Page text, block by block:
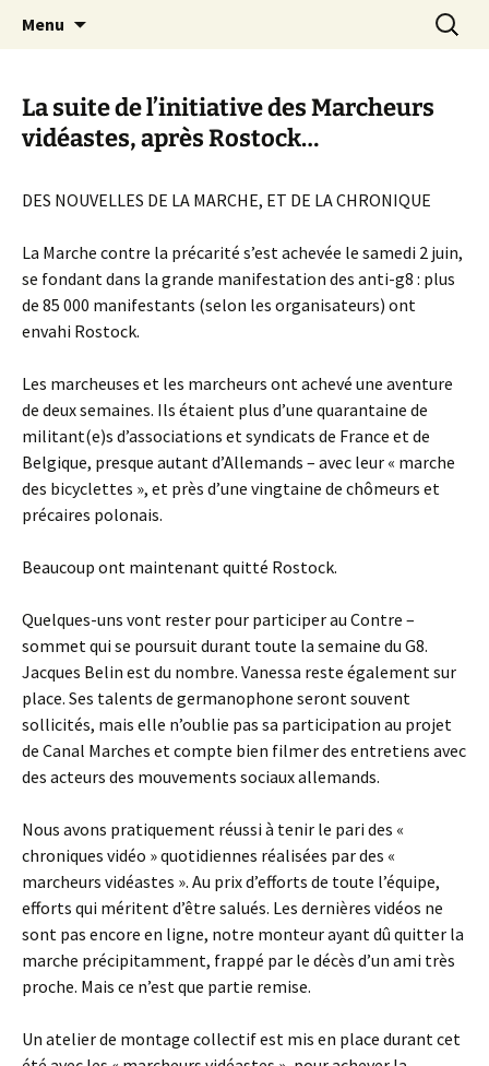
Canal Marches
Menu
La suite de l’initiative des Marcheurs
vidéastes, après Rostock…
DES NOUVELLES DE LA MARCHE, ET DE LA CHRONIQUE
La Marche contre la précarité s’est achevée le samedi 2 juin,
se fondant dans la grande manifestation des anti-g8 : plus
de 85 000 manifestants (selon les organisateurs) ont
envahi Rostock.
Les marcheuses et les marcheurs ont achevé une aventure
de deux semaines. Ils étaient plus d’une quarantaine de
militant(e)s d’associations et syndicats de France et de
Belgique, presque autant d’Allemands – avec leur « marche
des bicyclettes », et près d’une vingtaine de chômeurs et
précaires polonais.
Beaucoup ont maintenant quitté Rostock.
Quelques-uns vont rester pour participer au Contre –
sommet qui se poursuit durant toute la semaine du G8.
Jacques Belin est du nombre. Vanessa reste également sur
place. Ses talents de germanophone seront souvent
sollicités, mais elle n’oublie pas sa participation au projet
de Canal Marches et compte bien filmer des entretiens avec
des acteurs des mouvements sociaux allemands.
Nous avons pratiquement réussi à tenir le pari des «
chroniques vidéo » quotidiennes réalisées par des «
marcheurs vidéastes ». Au prix d’efforts de toute l’équipe,
efforts qui méritent d’être salués. Les dernières vidéos ne
sont pas encore en ligne, notre monteur ayant dû quitter la
marche précipitamment, frappé par le décès d’un ami très
proche. Mais ce n’est que partie remise.
Un atelier de montage collectif est mis en place durant cet